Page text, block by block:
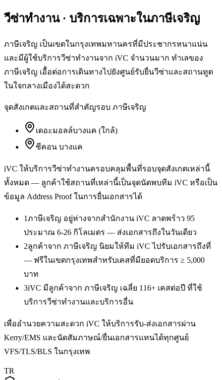
วีซ่าทำงาน· บริการเฉพาะในภาษีเจริญ
ภาษีเจริญ เป็นเขตในกรุงเทพมหานครที่มีประชากรหนาแน่น
และมีผู้ใช้บริการวีซ่าทำงานจาก iVC จำนวนมาก ทำเลของ
ภาษีเจริญ เอื้อต่อการเดินทางไปยังศูนย์รับยื่นวีซ่าและสถานทูต
ในใจกลางเมืองได้สะดวก
จุดสังเกตและสถานที่สำคัญรอบ ภาษีเจริญ
เดอะมอลล์บางแค (ใกล้)
ซีคอน บางแค
iVC ให้บริการวีซ่าทำงานครอบคลุมพื้นที่รอบจุดสังเกตเหล่านี้
ทั้งหมด — ลูกค้าใช้สถานที่เหล่านี้เป็นจุดนัดพบทีม iVC หรือเป็น
ข้อมูล Address Proof ในการยื่นเอกสารได้
1ภาษีเจริญ อยู่ห่างจากสำนักงาน iVC ลาดพร้าว 95
ประมาณ 6-26 กิโลเมตร — ส่งเอกสารถึงในวันเดียว
2ลูกค้าจาก ภาษีเจริญ นิยมให้ทีม iVC ไปรับเอกสารถึงที่
— ฟรีในเขตกรุงเทพสำหรับเคสที่มียอดบริการ ≥ 5,000
บาท
3iVC มีลูกค้าจาก ภาษีเจริญ เฉลี่ย 116+ เคสต่อปี ที่ใช้
บริการวีซ่าทำงานและบริการอื่น
เพื่ออำนวยความสะดวก iVC ให้บริการรับ-ส่งเอกสารผ่าน
Kerry/EMS และนัดสัมภาษณ์/ยื่นเอกสารแทนได้ทุกศูนย์
VFS/TLS/BLS ในกรุงเทพ
TR